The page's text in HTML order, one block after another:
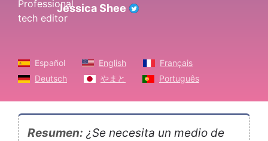
Jessica Shee
Español English
Français
Deutsch
やまと Português
Resumen: ¿Se necesita un medio de